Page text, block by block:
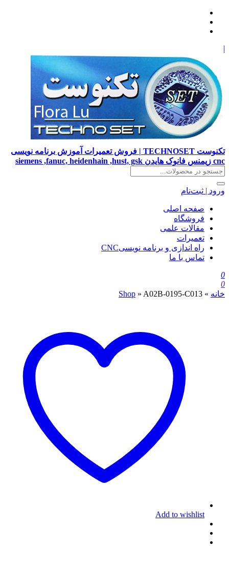
|
تکنوست TECHNOSET | فروش تعمیرات آموزش برنامه نویسی
cnc زیمنس فانوک هایدن siemens ,fanuc, heidenhain ,hust, gsk
ورود | ثبت‌نام
صفحه اصلی
فروشگاه
مقالات علمی
تعمیرات
راه اندازی و برنامه نویسیCNC
تماس با ما
0
0
خانه »
Shop » A02B-0195-C013
Add to wishlist